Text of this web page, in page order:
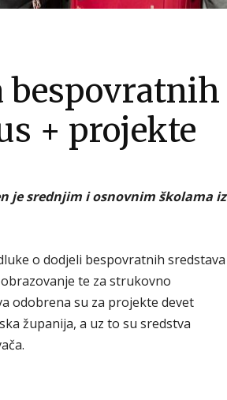
bespovratnih
+ projekte
jesrednjim i osnovnim školama iz
o dodjeli bespovratnih sredstava
te za strukovno
odobrena su za projekte devet
županija, a uz to su sredstva